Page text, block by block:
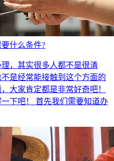
什么条件?
，其实很多人都不是很清
是经常能接触到这个方面的
大家肯定都是非常好奇吧！
下吧！ 首先我们需要知道办